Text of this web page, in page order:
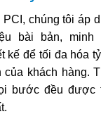
chúng tôi áp
bài bản, minh
kế để tối đa hóa
của khách hàng.
bước đều